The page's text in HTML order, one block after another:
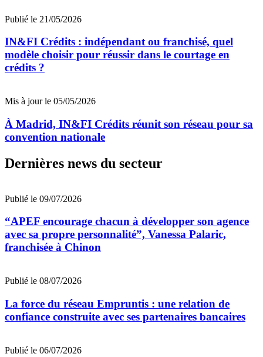
Publié le 21/05/2026
IN&FI Crédits : indépendant ou franchisé, quel
modèle choisir pour réussir dans le courtage en
crédits ?
Mis à jour le 05/05/2026
À Madrid, IN&FI Crédits réunit son réseau pour sa
convention nationale
Dernières news du secteur
Publié le 09/07/2026
“APEF encourage chacun à développer son agence
avec sa propre personnalité”, Vanessa Palaric,
franchisée à Chinon
Publié le 08/07/2026
La force du réseau Empruntis : une relation de
confiance construite avec ses partenaires bancaires
Publié le 06/07/2026